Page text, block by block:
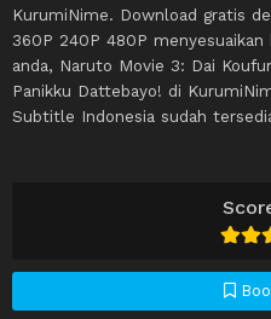
KurumiNime. Download gratis
360P 240P 480P
anda, Naruto Movie 3: Dai
Panikku Dattebayo! di
Subtitle Indonesia sudah